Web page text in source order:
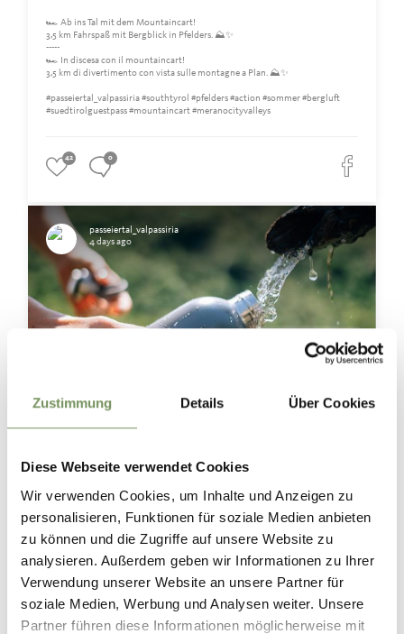
Zustimmung Details Über Cookies
Diese Webseite verwendet Cookies
Wir verwenden Cookies, um Inhalte und Anzeigen zu
personalisieren, Funktionen für soziale Medien anbieten
zu können und die Zugriffe auf unsere Website zu
analysieren. Außerdem geben wir Informationen zu Ihrer
Verwendung unserer Website an unsere Partner für
soziale Medien, Werbung und Analysen weiter. Unsere
Partner führen diese Informationen möglicherweise mit
🏎️ Ab ins Tal mit dem Mountaincart!
3,5 km Fahrspaß mit Bergblick in Pfelders. ⛰️✨
-----
🏎️ In discesa con il mountaincart!
3,5 km di divertimento con vista sulle montagne a Plan. ⛰️✨
#passeiertal_valpassiria #southtyrol #pfelders #action #sommer #bergluft
#suedtirolguestpass #mountaincart #meranocityvalleys
42 0
passeiertal_valpassiria
4 days ago
Unterwegs durstig? Im Passeiertal findest du zahlreiche gekennzeichnete
Trinkbrunnen, an denen du deine Trinkflasche jederzeit kostenlos mit
frischem, kühlem Südtiroler Trinkwasser auffüllen kannst.
So hast du beim Wandern, Radfahren oder Spazieren immer Wasser dabei und